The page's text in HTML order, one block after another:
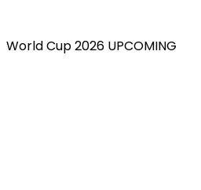
World Cup 2026 UPCOMING